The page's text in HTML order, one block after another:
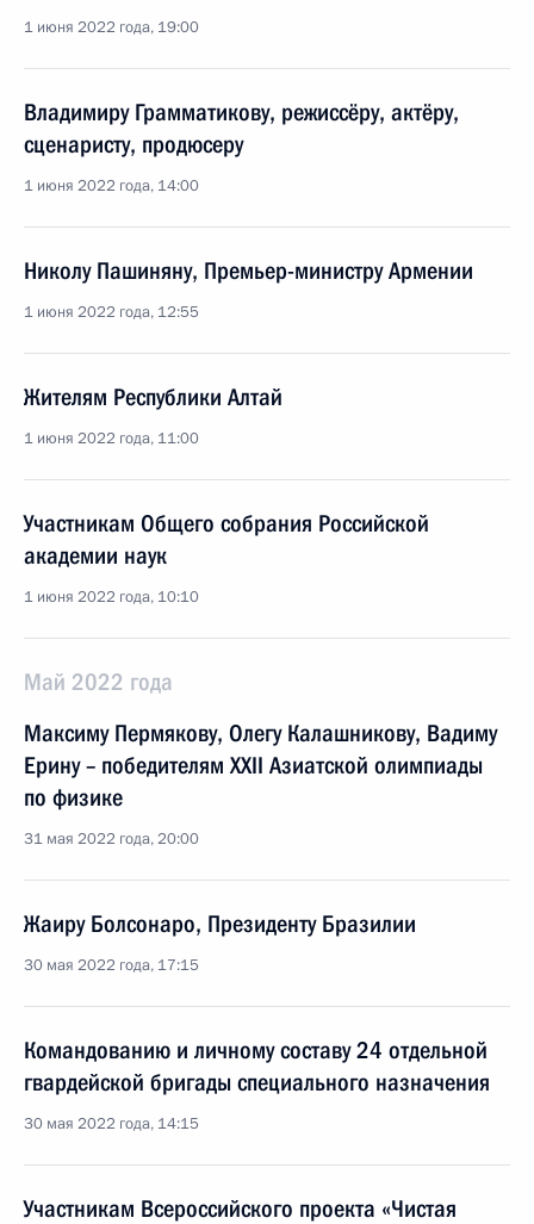
1 июня 2022 года, 19:00
Владимиру Грамматикову, режиссёру, актёру,
сценаристу, продюсеру
1 июня 2022 года, 14:00
Николу Пашиняну, Премьер-министру Армении
1 июня 2022 года, 12:55
Жителям Республики Алтай
1 июня 2022 года, 11:00
Участникам Общего собрания Российской
академии наук
1 июня 2022 года, 10:10
Май 2022 года
Максиму Пермякову, Олегу Калашникову, Вадиму
Ерину – победителям XXII Азиатской олимпиады
по физике
31 мая 2022 года, 20:00
Жаиру Болсонаро, Президенту Бразилии
30 мая 2022 года, 17:15
Командованию и личному составу 24 отдельной
гвардейской бригады специального назначения
30 мая 2022 года, 14:15
Участникам Всероссийского проекта «Чистая